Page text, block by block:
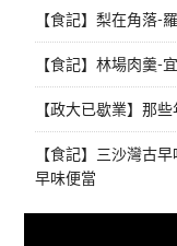
【食記】梨在角落-
【食記】林場肉羹-
【政大已歇業】那
【食記】三沙灣古
早味便當